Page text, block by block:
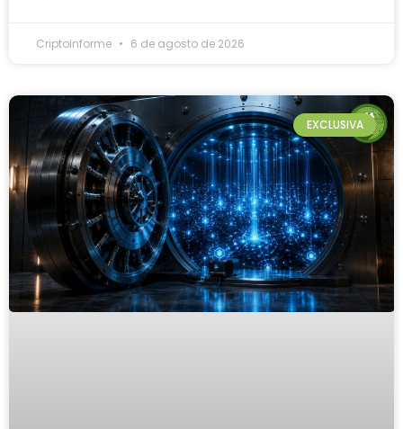
Criptoinforme 6 de agosto de 2026
EXCLUSIVA